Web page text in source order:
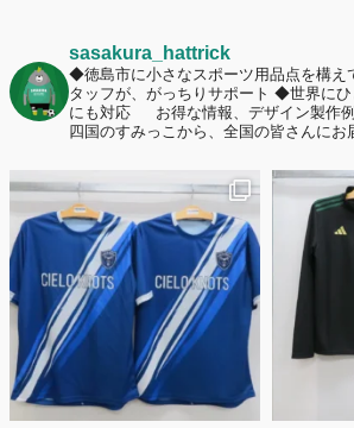
2026年7月2日
名前入りユニフォームで子どもの自信が「プラ
護者は約67%！「やや高いと感じたが納得して
する声も32.7%に！
応援ユニフォーム、約53％が「会場に一体感が
ームへの愛情が伝わる応援スタイルとは？
sasakura_hattrick
◆徳島市に小さなスポーツ用品点を構え
タッフが、がっちりサポート ◆世界にひ
にも対応
お得な情報、デザイン製作
四国のすみっこから、全国の皆さんにお